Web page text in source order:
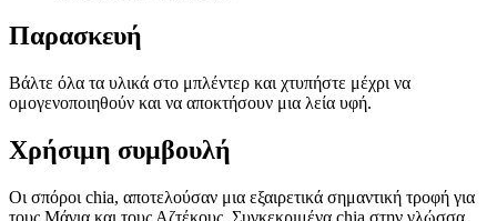
Παρασκευή
Βάλτε όλα τα υλικά στο μπλέντερ και χτυπήστε μέχρι να
ομογενοποιηθούν και να αποκτήσουν μια λεία υφή.
Χρήσιμη συμβουλή
Οι σπόροι chia, αποτελούσαν μια εξαιρετικά σημαντική τροφή για